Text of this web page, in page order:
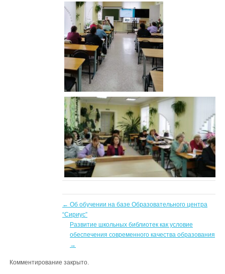
← Об обучении на базе Образовательного центра
“Сириус”
Развитие школьных библиотек как условие
обеспечения современного качества образования
→
Комментирование закрыто.